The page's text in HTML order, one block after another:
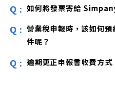
如何將發票寄給
營業稅申報時，該如何
件呢？
逾期更正申報書收費方式